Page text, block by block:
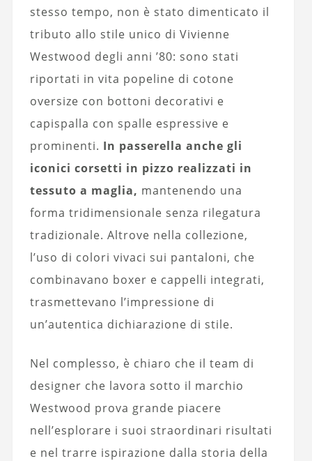
stesso tempo, non è stato dimenticato il
tributo allo stile unico di Vivienne
Westwood degli anni ’80: sono stati
riportati in vita popeline di cotone
oversize con bottoni decorativi e
capispalla con spalle espressive e
prominenti. In passerella anche gli
iconici corsetti in pizzo realizzati in
tessuto a maglia, mantenendo una
forma tridimensionale senza rilegatura
tradizionale. Altrove nella collezione,
l’uso di colori vivaci sui pantaloni, che
combinavano boxer e cappelli integrati,
trasmettevano l’impressione di
un’autentica dichiarazione di stile.
Nel complesso, è chiaro che il team di
designer che lavora sotto il marchio
Westwood prova grande piacere
nell’esplorare i suoi straordinari risultati
e nel trarre ispirazione dalla storia della